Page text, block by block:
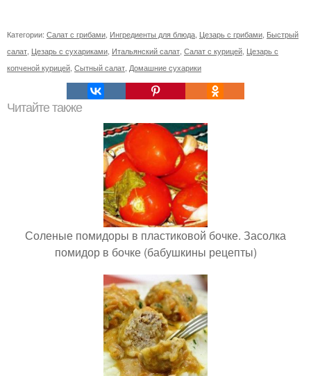
Категории: Салат с грибами Ингредиенты для блюда Цезарь с грибами Быстрый
салат Цезарь с сухариками Итальянский салат Салат с курицей Цезарь с
копченой курицей Сытный салат Домашние сухарики
Читайте также
Соленые помидоры в пластиковой бочке. Засолка
помидор в бочке (бабушкины рецепты)